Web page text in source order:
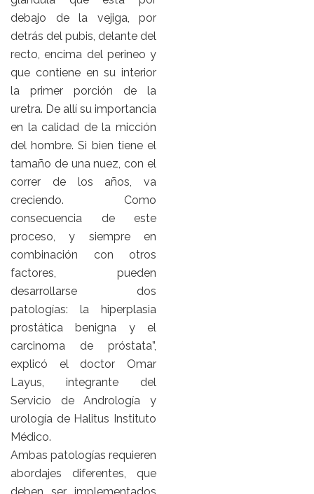
debajo de la vejiga, por
detrás del pubis, delante del
recto, encima del perineo y
que contiene en su interior
la primer porción de la
uretra. De allí su importancia
en la calidad de la micción
del hombre. Si bien tiene el
tamaño de una nuez, con el
correr de los años, va
creciendo. Como
consecuencia de este
proceso, y siempre en
combinación con otros
factores, pueden
desarrollarse dos
patologías: la hiperplasia
prostática benigna y el
carcinoma de próstata”,
explicó el doctor Omar
Layus, integrante del
Servicio de Andrología y
urología de Halitus Instituto
Médico.
Ambas patologías requieren
abordajes diferentes, que